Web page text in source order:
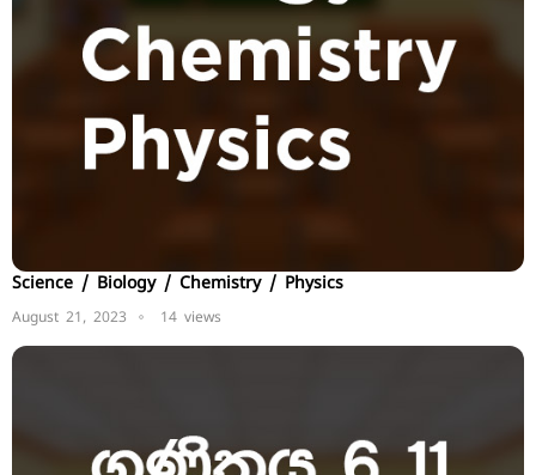
Science / Biology / Chemistry / Physics
August 21, 2023 14 views